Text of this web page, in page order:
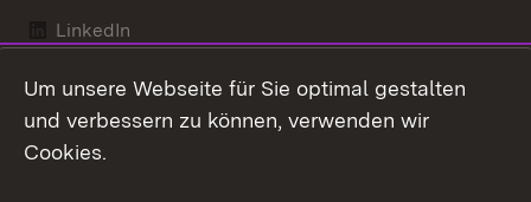
LinkedIn
Mastodon
Social Wall
Um unsere Webseite für Sie optimal gestalten
und verbessern zu können, verwenden wir
Cookies.